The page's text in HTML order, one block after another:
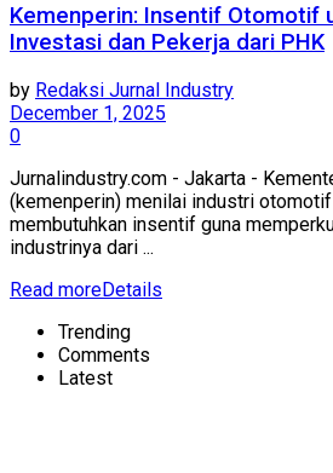
Kemenperin: Insentif Otomotif
Investasi dan Pekerja dari PHK
by Redaksi Jurnal Industry
December 1, 2025
0
Jurnalindustry.com - Jakarta -
(kemenperin) menilai industri
membutuhkan insentif guna
industrinya dari ...
Read moreDetails
Trending
Comments
Latest